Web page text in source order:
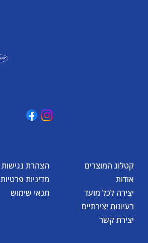
הצהרת נגישות
מדיניות פרטיות
תנאי שימוש
קטלוג המוצרים
אודות
יצירה לכל מועד
רעיונות יצירתיים
יצירת קשר